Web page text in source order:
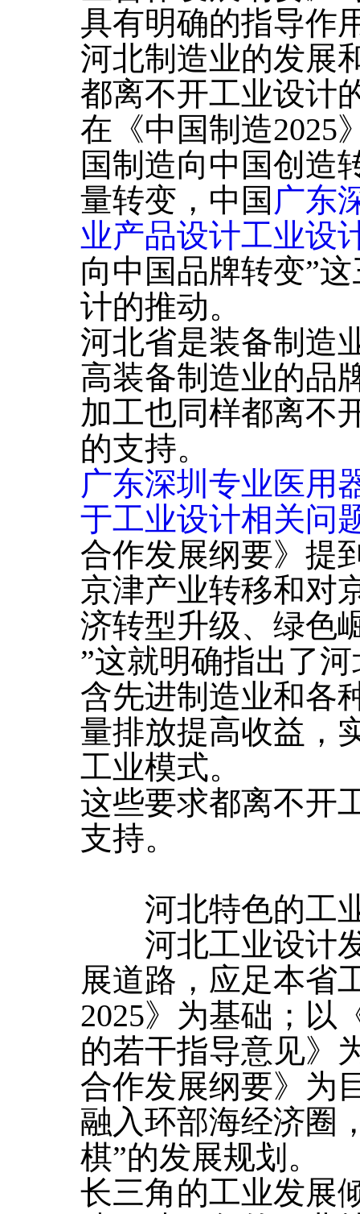
具有明确的指导作
河北制造业的发展
都离不开工业设计
在《中国制造2025
国制造向中国创造
量转变，中国 广东
业产品设计工业设
向中国品牌转变”
计的推动。
河北省是装备制造
高装备制造业的品
加工也同样都离不
的支持。
广东深圳专业医用
于工业设计相关问
合作发展纲要》提
京津产业转移和对
济转型升级、绿色
”这就明确指出了
含先进制造业和各
量排放提高收益，
工业模式。
这些要求都离不开
支持。
河北特色的工业
河北工业设计发
展道路，应足本省
2025》为基础；以
的若干指导意见》
合作发展纲要》为
融入环部海经济圈
棋”的发展规划。
长三角的工业发展